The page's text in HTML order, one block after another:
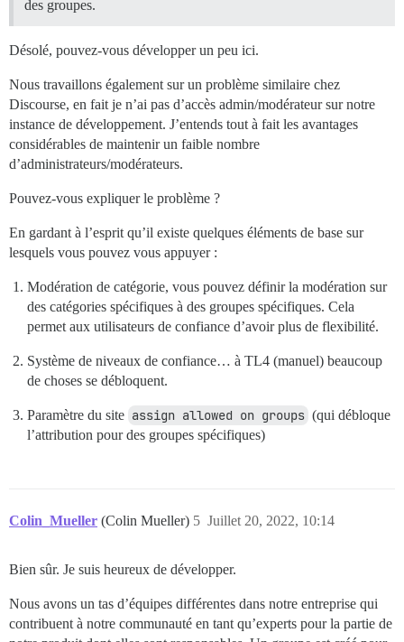
des groupes.
Désolé, pouvez-vous développer un peu ici.
Nous travaillons également sur un problème similaire chez
Discourse, en fait je n’ai pas d’accès admin/modérateur sur notre
instance de développement. J’entends tout à fait les avantages
considérables de maintenir un faible nombre
d’administrateurs/modérateurs.
Pouvez-vous expliquer le problème ?
En gardant à l’esprit qu’il existe quelques éléments de base sur
lesquels vous pouvez vous appuyer :
Modération de catégorie, vous pouvez définir la modération sur
des catégories spécifiques à des groupes spécifiques. Cela
permet aux utilisateurs de confiance d’avoir plus de flexibilité.
Système de niveaux de confiance… à TL4 (manuel) beaucoup
de choses se débloquent.
Paramètre du site assign allowed on groups (qui débloque
l’attribution pour des groupes spécifiques)
Colin_Mueller (Colin Mueller) Juillet 20, 2022, 10:14
5
Bien sûr. Je suis heureux de développer.
Nous avons un tas d’équipes différentes dans notre entreprise qui
contribuent à notre communauté en tant qu’experts pour la partie de